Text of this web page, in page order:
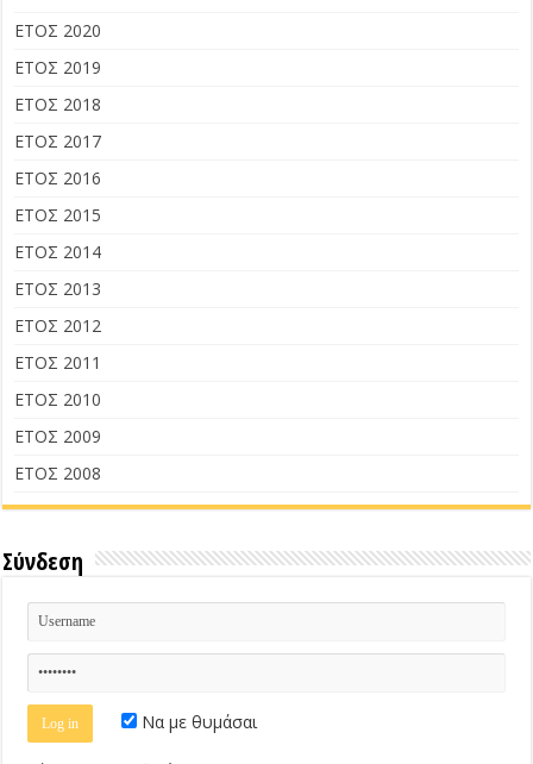
ΕΤΟΣ 2020
ΕΤΟΣ 2019
ΕΤΟΣ 2018
ΕΤΟΣ 2017
ΕΤΟΣ 2016
ΕΤΟΣ 2015
ΕΤΟΣ 2014
ΕΤΟΣ 2013
ΕΤΟΣ 2012
ΕΤΟΣ 2011
ΕΤΟΣ 2010
ΕΤΟΣ 2009
ΕΤΟΣ 2008
Σύνδεση
Να με θυμάσαι